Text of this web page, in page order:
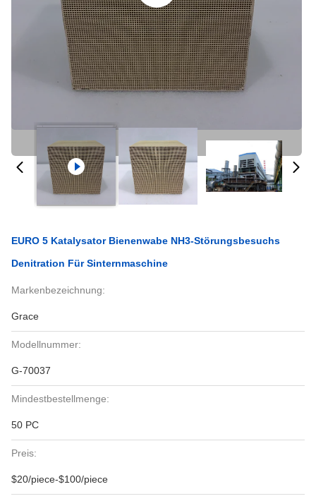
EURO 5 Katalysator Bienenwabe NH3-Störungsbesuchs
Denitration Für Sinternmaschine
Markenbezeichnung:
Grace
Modellnummer:
G-70037
Mindestbestellmenge:
50 PC
Preis:
$20/piece-$100/piece